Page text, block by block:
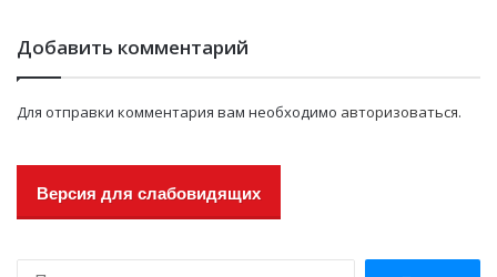
Добавить комментарий
Для отправки комментария вам необходимо авторизоваться.
Версия для слабовидящих